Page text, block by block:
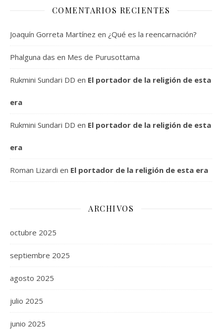
COMENTARIOS RECIENTES
Joaquín Gorreta Martínez en ¿Qué es la reencarnación?
Phalguna das en Mes de Purusottama
Rukmini Sundari DD en El portador de la religión de esta
era
Rukmini Sundari DD en El portador de la religión de esta
era
Roman Lizardi en El portador de la religión de esta era
ARCHIVOS
octubre 2025
septiembre 2025
agosto 2025
julio 2025
junio 2025